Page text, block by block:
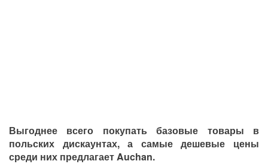
Выгоднее всего покупать базовые товары в
польских дискаунтах, а самые дешевые цены
среди них предлагает Auchan.